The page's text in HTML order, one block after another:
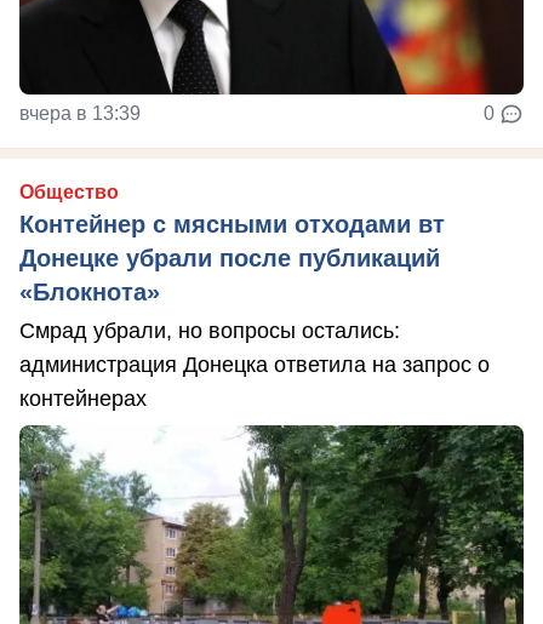
вчера в 13:39 0
Общество
Контейнер с мясными отходами вт
Донецке убрали после публикаций
«Блокнота»
Смрад убрали, но вопросы остались:
администрация Донецка ответила на запрос о
контейнерах